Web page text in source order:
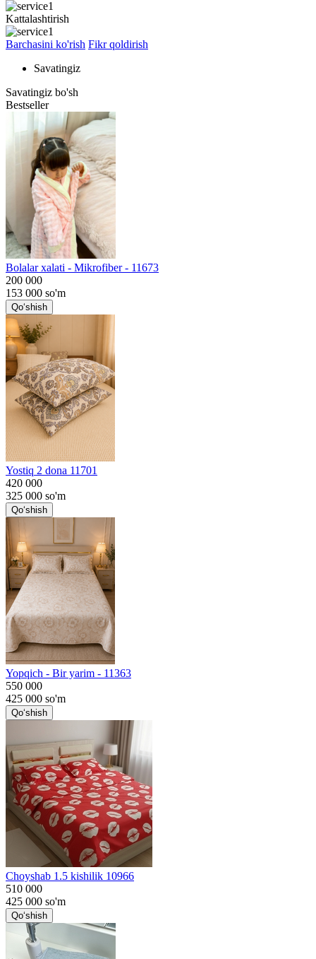
Kattalashtirish
Barchasini ko'rish Fikr qoldirish
Savatingiz
Savatingiz bo'sh
Bestseller
Bolalar xalati - Mikrofiber - 11673
200 000
153 000 so'm
Qo‘shish
Yostiq 2 dona 11701
420 000
325 000 so'm
Qo‘shish
Yopqich - Bir yarim - 11363
550 000
425 000 so'm
Qo‘shish
Choyshab 1.5 kishilik 10966
510 000
425 000 so'm
Qo‘shish